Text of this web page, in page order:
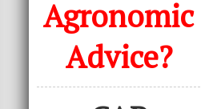
Agronomic
Advice?